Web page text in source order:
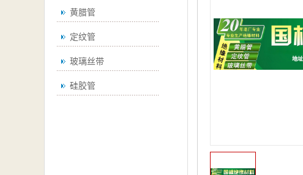
黄腊管
定纹管
玻璃丝带
硅胶管